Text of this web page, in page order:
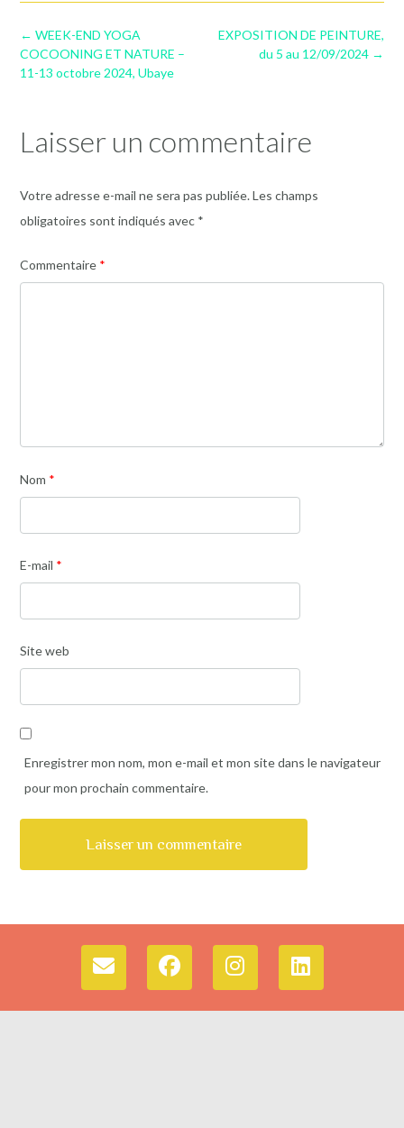
Post
navigation
EXPOSITION DE PEINTURE,
du 5 au 12/09/2024 →
← WEEK-END YOGA
COCOONING ET NATURE –
11-13 octobre 2024, Ubaye
Laisser un commentaire
Votre adresse e-mail ne sera pas publiée.Les champs
obligatoires sont indiqués avec *
Commentaire *
Nom *
E-mail *
Site web
Enregistrer mon nom, mon e-mail et mon site dans le navigateur
pour mon prochain commentaire.